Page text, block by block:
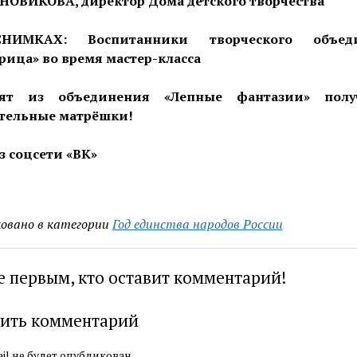
Воспитанники творческого
во время мастер-класса
из объединения «Лепные фантазии»
матрёшки!
соцсети «ВК»
в категории Год единства народов России
первым, кто оставит комментарий!
комментарий